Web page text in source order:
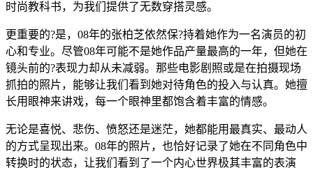
时尚教科书，为我们提供了无数穿搭灵感。
更重要的?是，08年的张柏芝依然保?持着她作为一名演员的初
心和专业。尽管08年可能不是她作品产量最高的一年，但她在
镜头前的?表现力却从未减弱。那些电影剧照或是在拍摄现场
抓拍的照片，能够让我们看到她对待角色的投入与认真。她擅
长用眼神来讲戏，每一个眼神里都饱含着丰富的情感。
无论是喜悦、悲伤、愤怒还是迷茫，她都能用最真实、最动人
的方式呈现出来。08年的照片，也恰好记录了她在不同角色中
转换时的状态，让我们看到了一个内心世界极其丰富的表演